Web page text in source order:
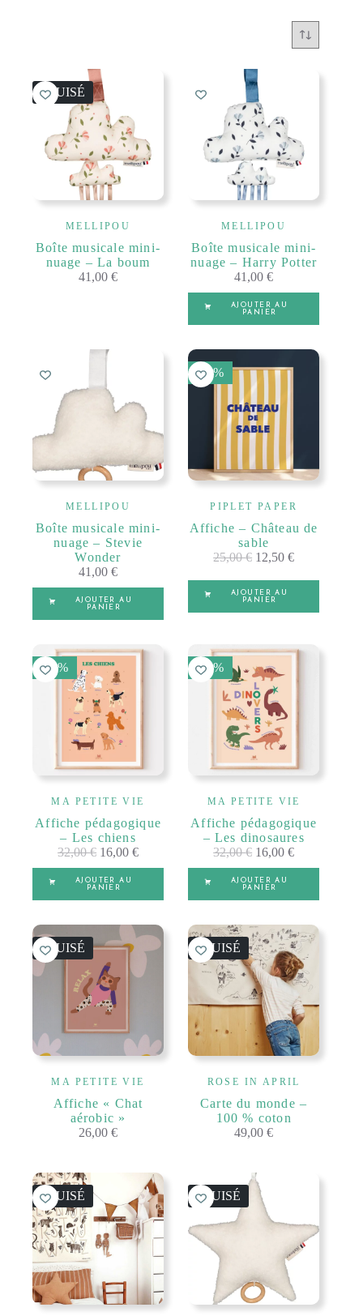
ÉPUISÉ
MELLIPOU
Boîte musicale mini-
nuage – La boum
41,00€
MELLIPOU
Boîte musicale mini-
nuage – Harry Potter
41,00€
AJOUTER AU
PANIER
MELLIPOU
Boîte musicale mini-
nuage – Stevie
Wonder
41,00€
AJOUTER AU
PANIER
50 %
PIPLET PAPER
Affiche – Château de
sable
25,00€ 12,50€
AJOUTER AU
PANIER
50 %
MA PETITE VIE
Affiche pédagogique
– Les chiens
32,00€ 16,00€
AJOUTER AU
PANIER
50 %
MA PETITE VIE
Affiche pédagogique
– Les dinosaures
32,00€ 16,00€
AJOUTER AU
PANIER
ÉPUISÉ
MA PETITE VIE
Affiche « Chat
aérobic »
26,00€
ÉPUISÉ
ROSE IN APRIL
Carte du monde –
100 % coton
49,00€
ÉPUISÉ ÉPUISÉ